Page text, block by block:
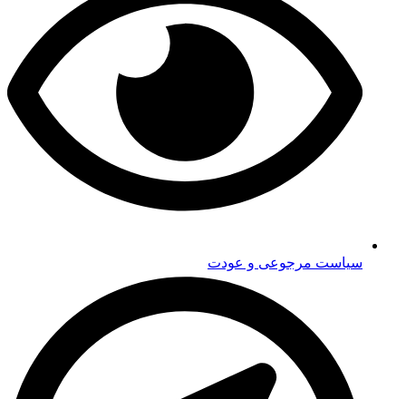
سیاست مرجوعی و عودت